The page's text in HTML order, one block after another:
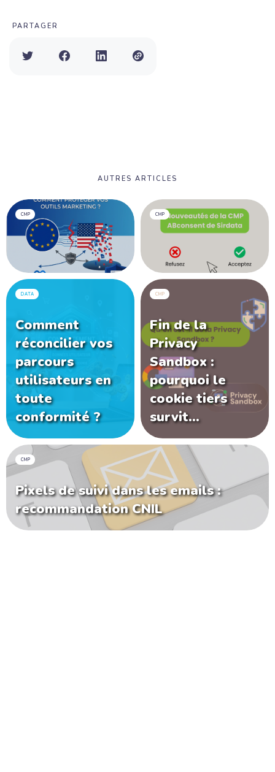
PARTAGER
AUTRES ARTICLES
CMP CMP
DATA
Comment
réconcilier vos
parcours
utilisateurs en
toute
conformité ?
CMP
Fin de la
Privacy
Sandbox :
pourquoi le
cookie tiers
survit…
CMP
Pixels de suivi dans les emails :
recommandation CNIL